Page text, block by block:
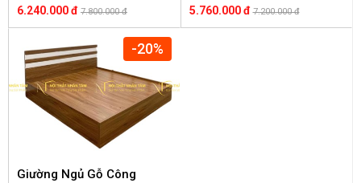
6.240.000 đ 7.800.000 đ 5.760.000 đ7.200.000 đ
-20%
Giường Ngủ Gỗ Công